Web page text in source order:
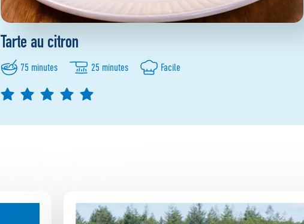
Tarte au citron
75 minutes 25 minutes Facile